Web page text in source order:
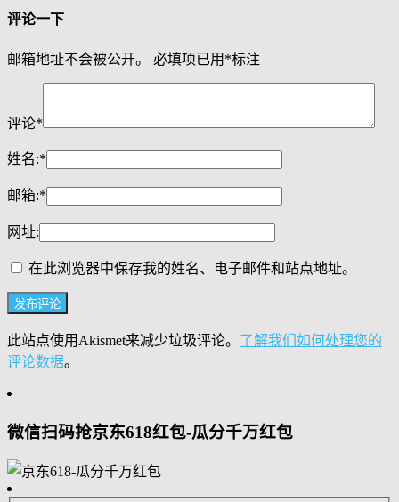
评论一下
邮箱地址不会被公开。 必填项已用 *标注
评论*
姓名:*
邮箱:*
网址:
在此浏览器中保存我的姓名、电子邮件和站点地址。
此站点使用Akismet来减少垃圾评论。 了解我们如何处理您的
评论数据。
微信扫码抢京东618红包-瓜分千万红包